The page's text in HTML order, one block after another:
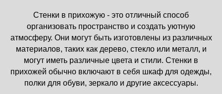
Стенки в прихожую - это отличный способ
организовать пространство и создать уютную
атмосферу. Они могут быть изготовлены из различных
материалов, таких как дерево, стекло или металл, и
могут иметь различные цвета и стили. Стенки в
прихожей обычно включают в себя шкаф для одежды,
полки для обуви, зеркало и другие аксессуары.